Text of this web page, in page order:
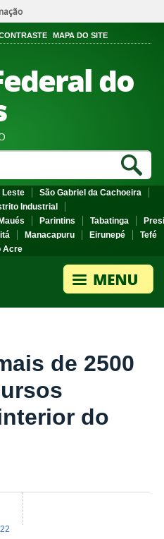
MAPA DO SITE
do
Leste
São Gabriel da Cachoeira
Industrial
Maués Parintins Tabatinga
Manacapuru Eirunepé
Tefé
Acre
de 2500
do